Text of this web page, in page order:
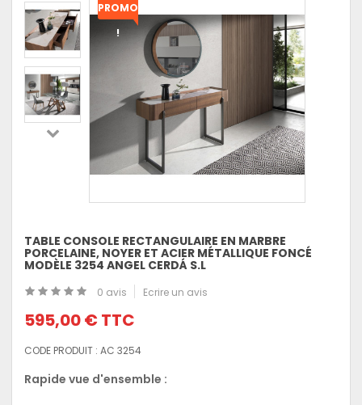
PROMO
!
TABLE CONSOLE RECTANGULAIRE EN MARBRE
PORCELAINE, NOYER ET ACIER MÉTALLIQUE FONCÉ
MODÈLE 3254 ANGEL CERDÁ S.L
0 avis Ecrire un avis
595,00 € TTC
CODE PRODUIT : AC 3254
Rapide vue d'ensemble :